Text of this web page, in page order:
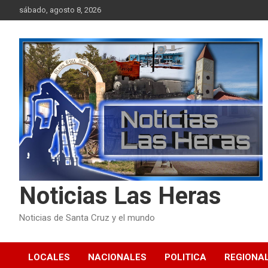
to
sábado, agosto 8, 2026
Noticias Las Heras
Noticias de Santa Cruz y el mundo
LOCALES NACIONALES POLITICA